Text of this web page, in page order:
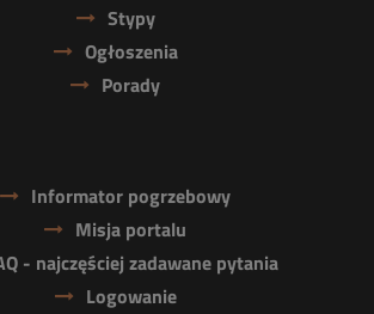
Stypy
Ogłoszenia
Porady
Informator pogrzebowy
Misja portalu
- najczęściej zadawane pytania
Logowanie